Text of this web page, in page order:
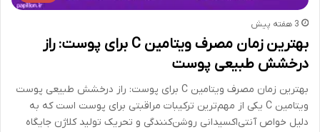
3 هفته پیش
بهترین زمان مصرف ویتامین C برای پوست: راز
درخشش طبیعی پوست
بهترین زمان مصرف ویتامین C برای پوست: راز درخشش طبیعی پوست
ویتامین C یکی از مهم‌ترین ترکیبات مراقبتی برای پوست است که به
دلیل خواص آنتی‌اکسیدانی روشن‌کنندگی و تحریک تولید کلاژن جایگاه